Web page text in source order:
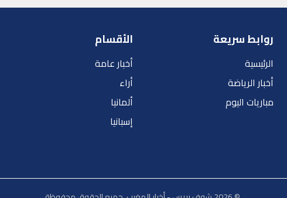
روابط سريعة
الرئيسية
أخبار الرياضة
مباريات اليوم
الأقسام
أخبار عامة
أراء
ألمانيا
إسبانيا